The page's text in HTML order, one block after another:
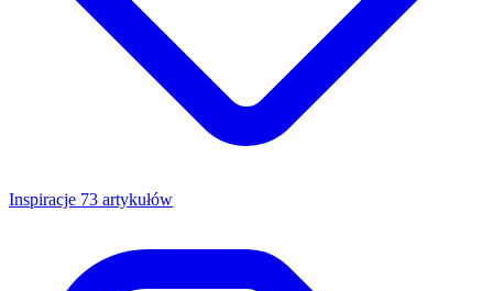
Inspiracje 73 artykułów